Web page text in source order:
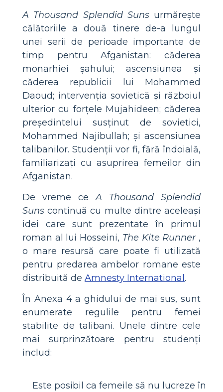
A Thousand Splendid Sunsurmărește
călătoriile a două tinere de-a lungul
unei serii de perioade importante de
timp pentru Afganistan: căderea
monarhiei șahului; ascensiunea și
căderea republicii lui Mohammed
Daoud; intervenția sovietică și războiul
ulterior cu forțele Mujahideen; căderea
președintelui susținut de sovietici,
Mohammed Najibullah; și ascensiunea
talibanilor. Studenții vor fi, fără îndoială,
familiarizați cu asuprirea femeilor din
Afganistan.
De vreme ceA Thousand Splendid
Suns continuă cu multe dintre aceleași
idei care sunt prezentate în primul
roman al lui Hosseini, The Kite Runner,
o mare resursă care poate fi utilizată
pentru predarea ambelor romane este
distribuită de Amnesty International .
În Anexa 4 a ghidului de mai sus, sunt
enumerate regulile pentru femei
stabilite de talibani. Unele dintre cele
mai surprinzătoare pentru studenți
includ:
Este posibil ca femeile să nu lucreze în